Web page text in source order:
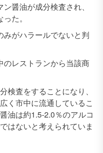
醤油が成分検査され、
た。
みがハラールでないと判
のレストランから当該商
検査をすることになり、
く市中に流通しているこ
油は約1.5-2.0％のアルコ
はないと考えられていま